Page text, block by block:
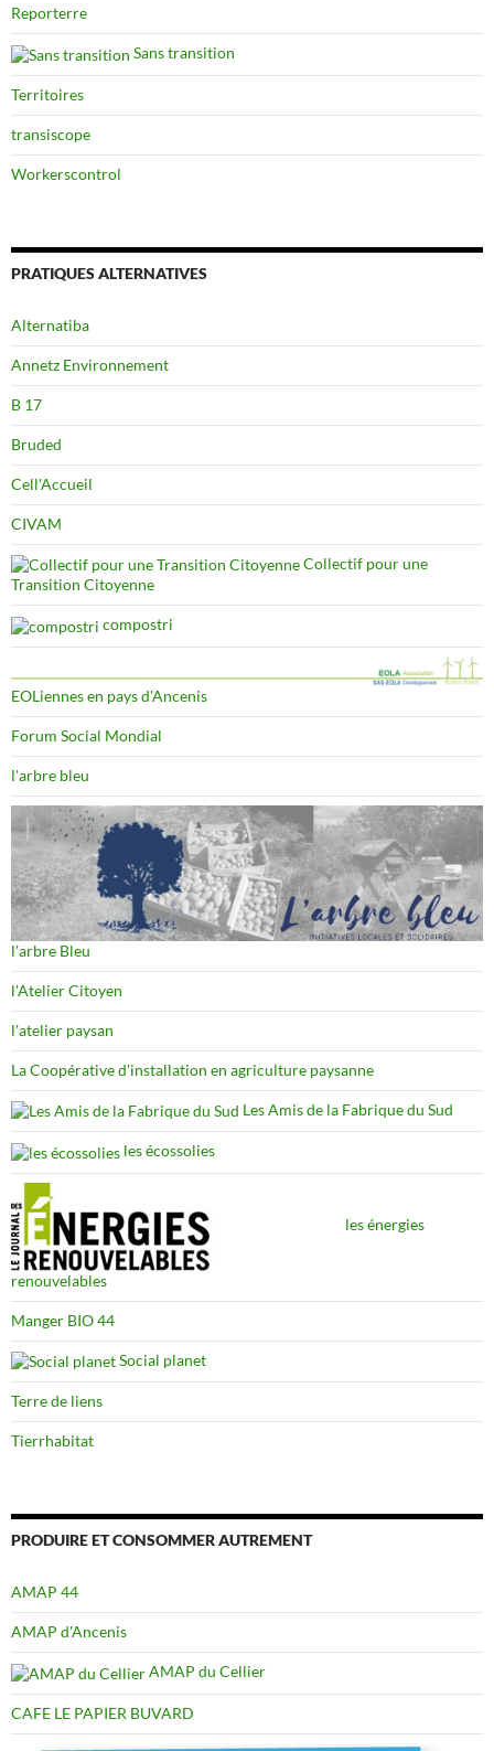
Reporterre
Sans transition
Territoires
transiscope
Workerscontrol
PRATIQUES ALTERNATIVES
Alternatiba
Annetz Environnement
B 17
Bruded
Cell'Accueil
CIVAM
Collectif pour une
Transition Citoyenne
compostri
EOLiennes en pays d'Ancenis
Forum Social Mondial
l'arbre bleu
l'arbre Bleu
l'Atelier Citoyen
l'atelier paysan
La Coopérative d'installation en agriculture paysanne
Les Amis de la Fabrique du Sud
les écossolies
les énergies
renouvelables
Manger BIO 44
Social planet
Terre de liens
Tierrhabitat
PRODUIRE ET CONSOMMER AUTREMENT
AMAP 44
AMAP d'Ancenis
AMAP du Cellier
CAFE LE PAPIER BUVARD